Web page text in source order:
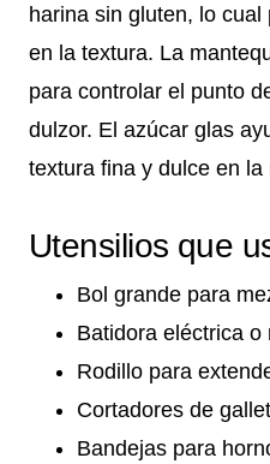
harina sin gluten, lo
en la textura. La
para controlar el punto
dulzor. El azúcar glas
textura fina y dulce en
Utensilios que
Bol grande para
Batidora eléctrica o
Rodillo para
Cortadores de
Bandejas para